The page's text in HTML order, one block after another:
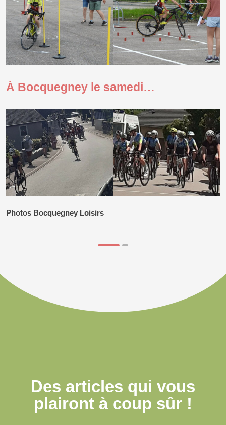
À Bocquegney le samedi…
Photos Bocquegney Loisirs
Des articles qui vous
plairont à coup sûr !